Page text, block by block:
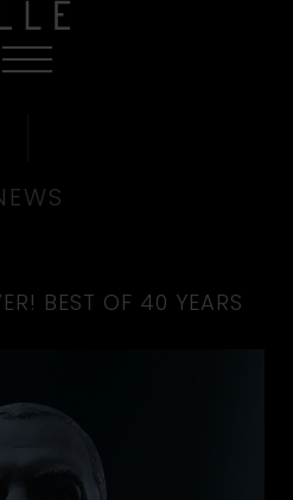
BEST OF 40 YEARS